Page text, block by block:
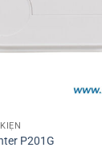
P201G